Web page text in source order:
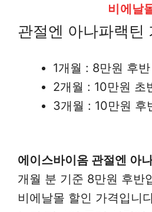
비에날
관절엔 아나파랙틴
1개월 : 8만원 후반
2개월 : 10만원 초
3개월 : 10만원 후
에이스바이옴 관절엔 아
개월 분 기준 8만원 후반
비에날몰 할인 가격입니